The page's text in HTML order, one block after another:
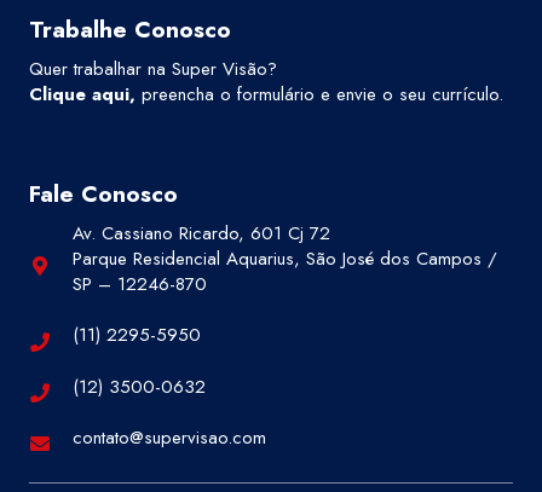
Trabalhe Conosco
Quer trabalhar na Super Visão?
Clique aqui, preencha o formulário e envie o seu currículo.
Fale Conosco
Av. Cassiano Ricardo, 601 Cj 72
Parque Residencial Aquarius, São José dos Campos /
SP – 12246-870
(11) 2295-5950
(12) 3500-0632
contato@supervisao.com